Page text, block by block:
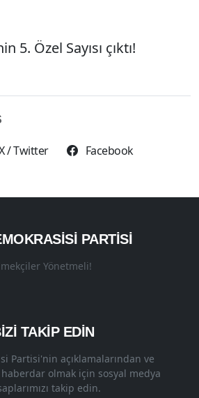
5. Özel Sayısı çıktı!
/ Twitter Facebook
PARTISI
Yönetmeli!
TAKİP EDİN
Partisi'nin açıklamalarından ve
olmak için sosyal medya
takip edin.